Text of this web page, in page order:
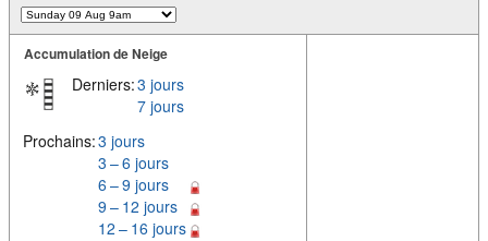
Accumulation de Neige
Derniers:3 jours
7 jours
Prochains:3 jours
3 – 6 jours
6 – 9 jours
9 – 12 jours
12 – 16 jours